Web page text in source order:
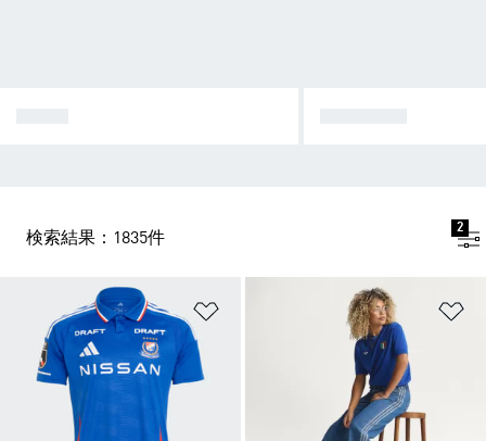
検索結果：1835件
2
ほしいものリストに追加